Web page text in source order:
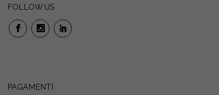
FOLLOW US
PAGAMENTI